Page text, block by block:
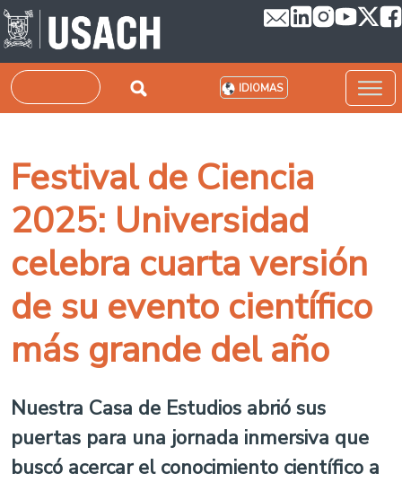
Pasar al contenido principal
Buscar IDIOMAS
Festival de Ciencia
2025: Universidad
celebra cuarta versión
de su evento científico
más grande del año
Nuestra Casa de Estudios abrió sus
puertas para una jornada inmersiva que
buscó acercar el conocimiento científico a